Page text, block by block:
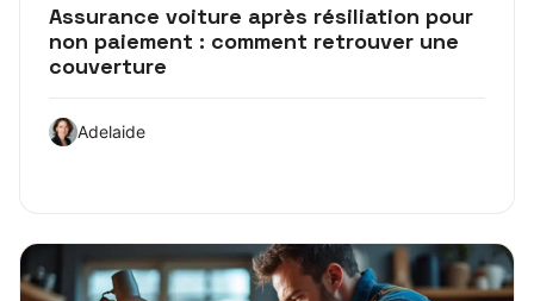
Assurance voiture après résiliation pour
non paiement : comment retrouver une
couverture
Adelaide